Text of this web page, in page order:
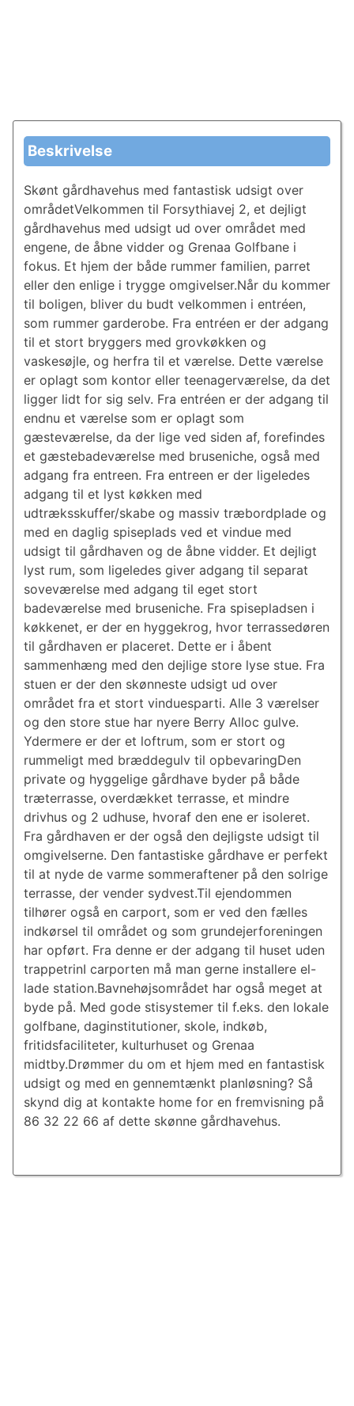
Beskrivelse
Skønt gårdhavehus med fantastisk udsigt over
områdetVelkommen til Forsythiavej 2, et dejligt
gårdhavehus med udsigt ud over området med
engene, de åbne vidder og Grenaa Golfbane i
fokus. Et hjem der både rummer familien, parret
eller den enlige i trygge omgivelser.Når du kommer
til boligen, bliver du budt velkommen i entréen,
som rummer garderobe. Fra entréen er der adgang
til et stort bryggers med grovkøkken og
vaskesøjle, og herfra til et værelse. Dette værelse
er oplagt som kontor eller teenagerværelse, da det
ligger lidt for sig selv. Fra entréen er der adgang til
endnu et værelse som er oplagt som
gæsteværelse, da der lige ved siden af, forefindes
et gæstebadeværelse med bruseniche, også med
adgang fra entreen. Fra entreen er der ligeledes
adgang til et lyst køkken med
udtræksskuffer/skabe og massiv træbordplade og
med en daglig spiseplads ved et vindue med
udsigt til gårdhaven og de åbne vidder. Et dejligt
lyst rum, som ligeledes giver adgang til separat
soveværelse med adgang til eget stort
badeværelse med bruseniche. Fra spisepladsen i
køkkenet, er der en hyggekrog, hvor terrassedøren
til gårdhaven er placeret. Dette er i åbent
sammenhæng med den dejlige store lyse stue. Fra
stuen er der den skønneste udsigt ud over
området fra et stort vinduesparti. Alle 3 værelser
og den store stue har nyere Berry Alloc gulve.
Ydermere er der et loftrum, som er stort og
rummeligt med bræddegulv til opbevaringDen
private og hyggelige gårdhave byder på både
træterrasse, overdækket terrasse, et mindre
drivhus og 2 udhuse, hvoraf den ene er isoleret.
Fra gårdhaven er der også den dejligste udsigt til
omgivelserne. Den fantastiske gårdhave er perfekt
til at nyde de varme sommeraftener på den solrige
terrasse, der vender sydvest.Til ejendommen
tilhører også en carport, som er ved den fælles
indkørsel til området og som grundejerforeningen
har opført. Fra denne er der adgang til huset uden
trappetrinI carporten må man gerne installere el-
lade station.Bavnehøjsområdet har også meget at
byde på. Med gode stisystemer til f.eks. den lokale
golfbane, daginstitutioner, skole, indkøb,
fritidsfaciliteter, kulturhuset og Grenaa
midtby.Drømmer du om et hjem med en fantastisk
udsigt og med en gennemtænkt planløsning? Så
skynd dig at kontakte home for en fremvisning på
86 32 22 66 af dette skønne gårdhavehus.